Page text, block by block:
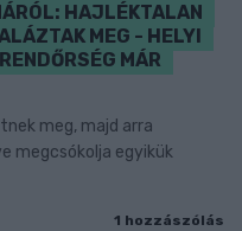
HAJLÉKTALAN
MEG - HELYI
MÁR
meg, majd arra
megcsókolja egyikük
1 hozzászólás